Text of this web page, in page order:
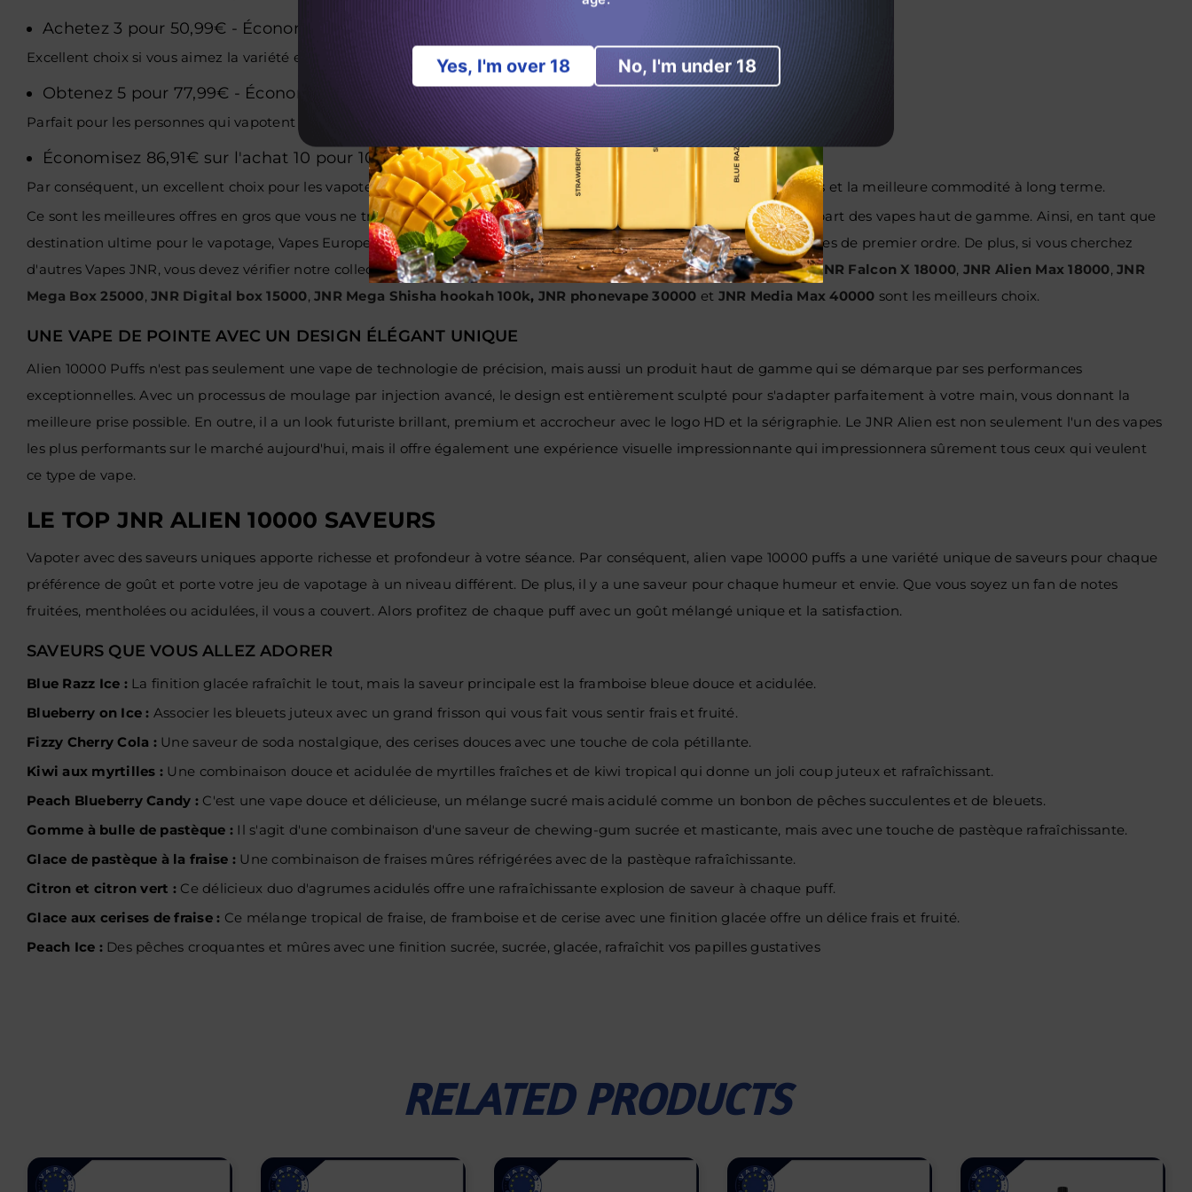
Achetez 3 pour 50,99€ - Économisez 5,98€
Excellent choix si vous aimez la variété et la valeur en un seul achat.
Obtenez 5 pour 77,99€ - Économisez 16,96€
Parfait pour les personnes qui vapotent fréquemment ou qui veulent économiser sur des vapoteurs de haute qualité.
Économisez 86,91€ sur l'achat 10 pour 102,99€
Par conséquent, un excellent choix pour les vapoteurs ou les acheteurs en vrac qui veulent des économies maximales et la meilleure commodité à long terme.
Ce sont les meilleures offres en gros que vous ne trouverez nulle part ailleurs, offrant une valeur inégalée pour la plupart des vapes haut de gamme. Ainsi, en tant que
destination ultime pour le vapotage, Vapes Europe est toujours là pour vous aider et offre une qualité et des économies de premier ordre. De plus, si vous cherchez
d'autres Vapes JNR, vous devez vérifier notre collection dans laquelleJNR Shisha hookah 12000 JNR Falcon 16000,JNR Falcon X 18000, JNR Alien Max 18000,JNR
Mega Box 25000,JNR Digital box 15000,JNR Mega Shisha hookah 100k, JNR phonevape 30000 et JNR Media Max 40000 sont les meilleurs choix.
UNE VAPE DE POINTE AVEC UN DESIGN ÉLÉGANT UNIQUE
Alien 10000 Puffs n'est pas seulement une vape de technologie de précision, mais aussi un produit haut de gamme qui se démarque par ses performances
exceptionnelles. Avec un processus de moulage par injection avancé, le design est entièrement sculpté pour s'adapter parfaitement à votre main, vous donnant la
meilleure prise possible. En outre, il a un look futuriste brillant, premium et accrocheur avec le logo HD et la sérigraphie. Le JNR Alien est non seulement l'un des vapes
les plus performants sur le marché aujourd'hui, mais il offre également une expérience visuelle impressionnante qui impressionnera sûrement tous ceux qui veulent
ce type de vape.
LE TOP JNR ALIEN 10000 SAVEURS
Vapoter avec des saveurs uniques apporte richesse et profondeur à votre séance. Par conséquent, alien vape 10000 puffs a une variété unique de saveurs pour chaque
préférence de goût et porte votre jeu de vapotage à un niveau différent. De plus, il y a une saveur pour chaque humeur et envie. Que vous soyez un fan de notes
fruitées, mentholées ou acidulées, il vous a couvert. Alors profitez de chaque puff avec un goût mélangé unique et la satisfaction.
SAVEURS QUE VOUS ALLEZ ADORER
Blue Razz Ice :La finition glacée rafraîchit le tout, mais la saveur principale est la framboise bleue douce et acidulée.
Blueberry on Ice : Associer les bleuets juteux avec un grand frisson qui vous fait vous sentir frais et fruité.
Fizzy Cherry Cola : Une saveur de soda nostalgique, des cerises douces avec une touche de cola pétillante.
Kiwi aux myrtilles : Une combinaison douce et acidulée de myrtilles fraîches et de kiwi tropical qui donne un joli coup juteux et rafraîchissant.
Peach Blueberry Candy :C'est une vape douce et délicieuse, un mélange sucré mais acidulé comme un bonbon de pêches succulentes et de bleuets.
Gomme à bulle de pastèque : Il s'agit d'une combinaison d'une saveur de chewing-gum sucrée et masticante, mais avec une touche de pastèque rafraîchissante.
Glace de pastèque à la fraise : Une combinaison de fraises mûres réfrigérées avec de la pastèque rafraîchissante.
Citron et citron vert :Ce délicieux duo d'agrumes acidulés offre une rafraîchissante explosion de saveur à chaque puff.
Glace aux cerises de fraise : Ce mélange tropical de fraise, de framboise et de cerise avec une finition glacée offre un délice frais et fruité.
Peach Ice :Des pêches croquantes et mûres avec une finition sucrée, sucrée, glacée, rafraîchit vos papilles gustatives
RELATED PRODUCTS
Yes, I'm over 18 No, I'm under 18